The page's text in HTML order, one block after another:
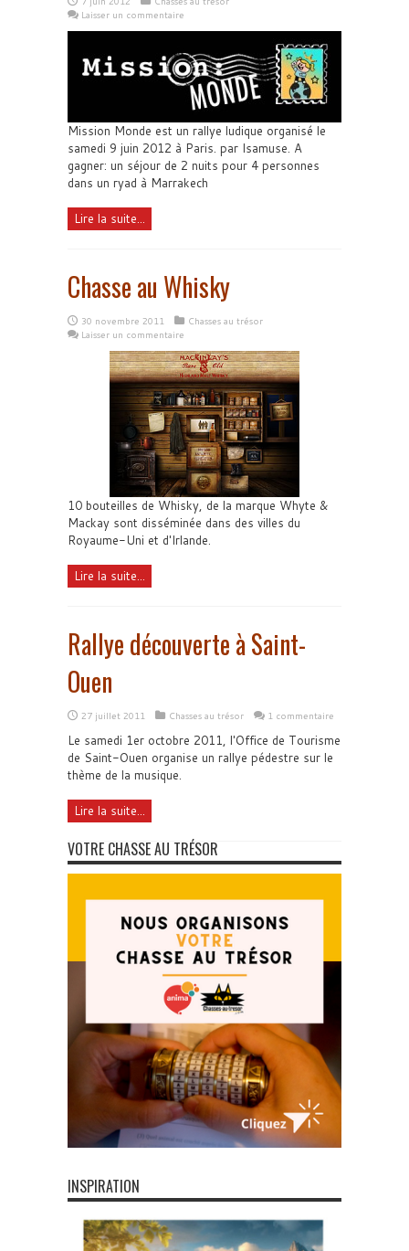
Laisser un commentaire
Mission Monde est un rallye ludique organisé le
samedi 9 juin 2012 à Paris. par Isamuse. A
gagner: un séjour de 2 nuits pour 4 personnes
dans un ryad à Marrakech
Lire la suite...
Chasse au Whisky
30 novembre 2011
Chasses au trésor
Laisser un commentaire
10 bouteilles de Whisky, de la marque Whyte &
Mackay sont disséminée dans des villes du
Royaume-Uni et d'Irlande.
Lire la suite...
Rallye découverte à Saint-
Ouen
27 juillet 2011 Chasses au trésor 1 commentaire
Le samedi 1er octobre 2011, l'Office de Tourisme
de Saint-Ouen organise un rallye pédestre sur le
thème de la musique.
Lire la suite...
VOTRE CHASSE AU TRÉSOR
INSPIRATION